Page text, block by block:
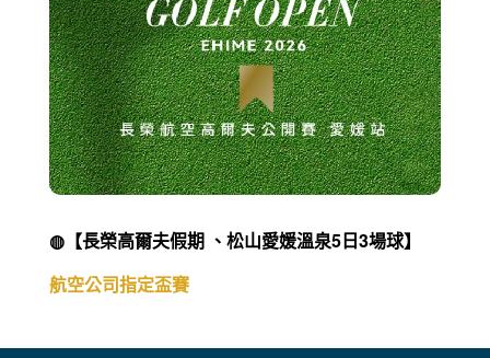
◍【長榮高爾夫假期 、松山愛媛溫泉5日3場球】
航空公司指定盃賽